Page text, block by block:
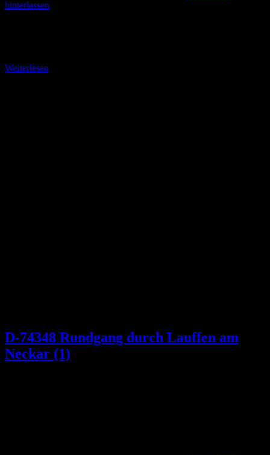
hinterlassen
Weiterlesen
D-74348 Rundgang durch Lauffen am
Neckar (1)